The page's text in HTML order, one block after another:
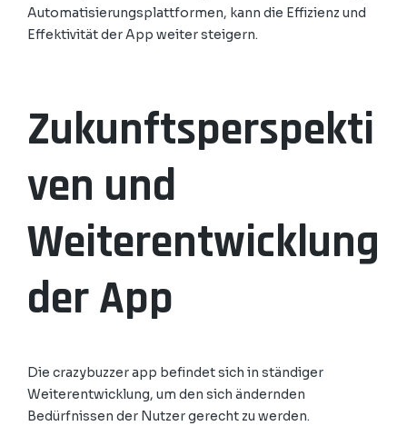
Automatisierungsplattformen, kann die Effizienz und
Effektivität der App weiter steigern.
Zukunftsperspekti
ven und
Weiterentwicklung
der App
Die crazybuzzer app befindet sich in ständiger
Weiterentwicklung, um den sich ändernden
Bedürfnissen der Nutzer gerecht zu werden.